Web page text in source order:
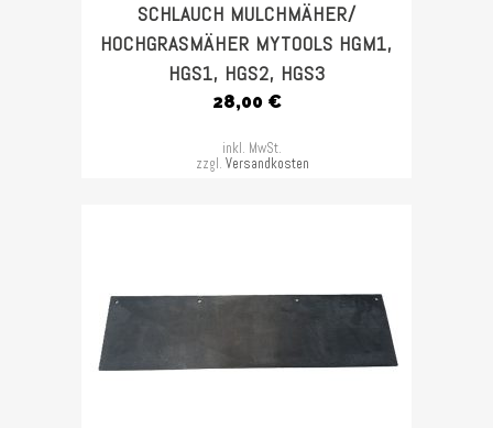
SCHLAUCH MULCHMÄHER/
HOCHGRASMÄHER MYTOOLS HGM1,
HGS1, HGS2, HGS3
28,00 €
inkl. MwSt.
zzgl. Versandkosten